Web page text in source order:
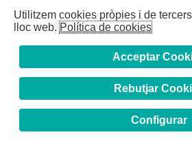
Utilitzem cookies pròpies i de
lloc web.Política de cookies
Acceptar
Rebutjar
Configurar